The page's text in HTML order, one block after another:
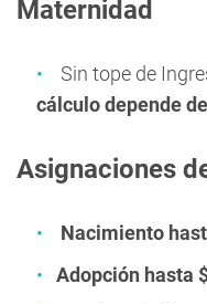
Maternidad
Sin tope de
cálculo depende
Asignaciones
Nacimiento
Adopción hasta